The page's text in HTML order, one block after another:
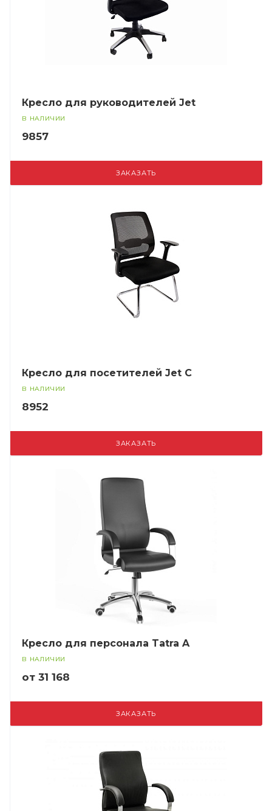
Кресло для руководителей Jet
В НАЛИЧИИ
9857
ЗАКАЗАТЬ
Кресло для посетителей Jet C
В НАЛИЧИИ
8952
ЗАКАЗАТЬ
Кресло для персонала Tatra A
В НАЛИЧИИ
от 31 168
ЗАКАЗАТЬ